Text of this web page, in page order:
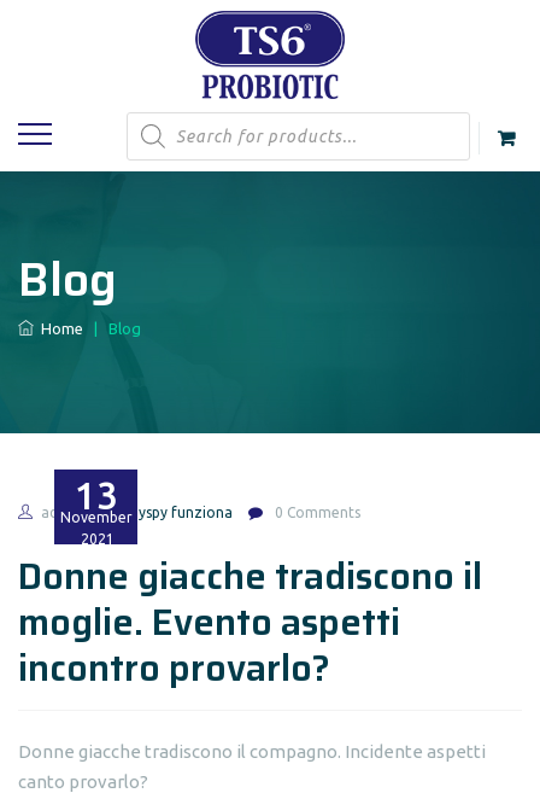
Products
search
Blog
Home Blog
13
November
2021
admin guyspy funziona 0 Comments
Donne giacche tradiscono il
moglie. Evento aspetti
incontro provarlo?
Donne giacche tradiscono il compagno. Incidente aspetti
canto provarlo?